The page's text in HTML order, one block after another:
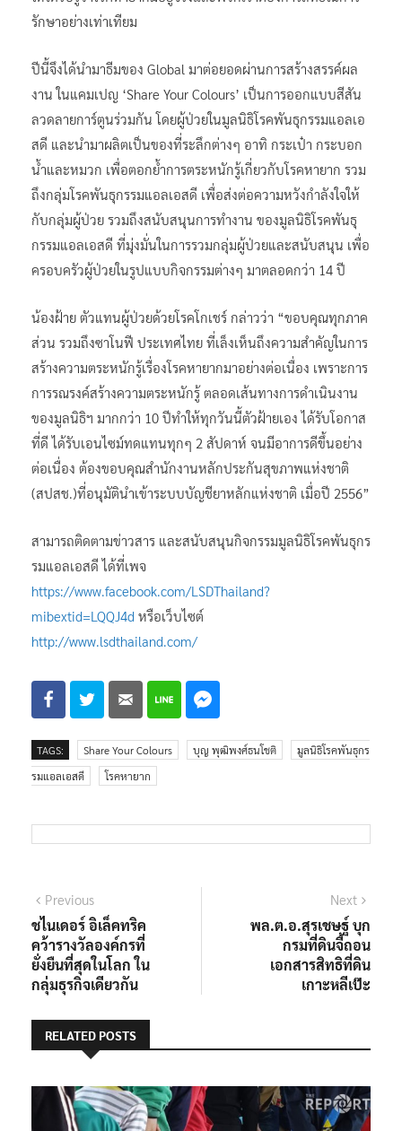
รักษาอย่างเท่าเทียม
ปีนี้จึงได้นำมาธีมของ Global มาต่อยอดผ่านการสร้างสรรค์ผล
งาน ในแคมเปญ ‘Share Your Colours’ เป็นการออกแบบสีสัน
ลวดลายการ์ตูนร่วมกัน โดยผู้ป่วยในมูลนิธิโรคพันธุกรรมแอลเอ
สดี และนำมาผลิตเป็นของที่ระลึกต่างๆ อาทิ กระเป๋า กระบอก
น้ำและหมวก เพื่อตอกย้ำการตระหนักรู้เกี่ยวกับโรคหายาก รวม
ถึงกลุ่มโรคพันธุกรรมแอลเอสดี เพื่อส่งต่อความหวังกำลังใจให้
กับกลุ่มผู้ป่วย รวมถึงสนับสนุนการทำงาน ของมูลนิธิโรคพันธุ
กรรมแอลเอสดี ที่มุ่งมั่นในการรวมกลุ่มผู้ป่วยและสนับสนุน เพื่อ
ครอบครัวผู้ป่วยในรูปแบบกิจกรรมต่างๆ มาตลอดกว่า 14 ปี
น้องฝ้าย ตัวแทนผู้ป่วยด้วยโรคโกเชร์ กล่าวว่า “ขอบคุณทุกภาค
ส่วน รวมถึงซาโนฟี ประเทศไทย ที่เล็งเห็นถึงความสำคัญในการ
สร้างความตระหนักรู้เรื่องโรคหายากมาอย่างต่อเนื่อง เพราะการ
การรณรงค์สร้างความตระหนักรู้ ตลอดเส้นทางการดำเนินงาน
ของมูลนิธิฯ มากกว่า 10 ปีทำให้ทุกวันนี้ตัวฝ้ายเอง ได้รับโอกาส
ที่ดี ได้รับเอนไซม์ทดแทนทุกๆ 2 สัปดาห์ จนมีอาการดีขึ้นอย่าง
ต่อเนื่อง ต้องขอบคุณสำนักงานหลักประกันสุขภาพแห่งชาติ
(สปสช.)ที่อนุมัตินำเข้าระบบบัญชียาหลักแห่งชาติ เมื่อปี 2556”
สามารถติดตามข่าวสาร และสนับสนุนกิจกรรมมูลนิธิโรคพันธุกร
รมแอลเอสดี ได้ที่เพจ
https://www.facebook.com/LSDThailand?
mibextid=LQQJ4d หรือเว็บไซต์
http://www.lsdthailand.com/
TAGS: Share Your Colours บุญ พุฒิพงศ์ธนโชติ
มูลนิธิโรคพันธุกร
รมแอลเอสดี
โรคหายาก
แนะแนว
เรื่อง
PreviousPrevious
post:
ชไนเดอร์ อิเล็คทริค
คว้ารางวัลองค์กรที่
ยั่งยืนที่สุดในโลก ใน
กลุ่มธุรกิจเดียวกัน
Next
พล.ต.อ.สุรเชษฐ์ บุก
กรมที่ดินจี้ถอน
เอกสารสิทธิที่ดิน
เกาะหลีเป๊ะ
RELATED POSTS